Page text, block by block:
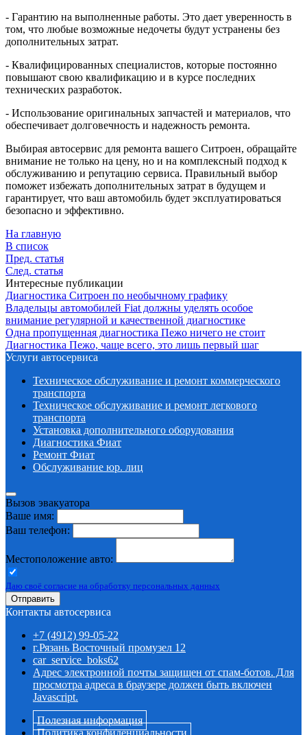
- Гарантию на выполненные работы. Это дает уверенность в
том, что любые возможные недочеты будут устранены без
дополнительных затрат.
- Квалифицированных специалистов, которые постоянно
повышают свою квалификацию и в курсе последних
технических разработок.
- Использование оригинальных запчастей и материалов, что
обеспечивает долговечность и надежность ремонта.
Выбирая автосервис для ремонта вашего Ситроен, обращайте
внимание не только на цену, но и на комплексный подход к
обслуживанию и репутацию сервиса. Правильный выбор
поможет избежать дополнительных затрат в будущем и
гарантирует, что ваш автомобиль будет эксплуатироваться
безопасно и эффективно.
На главную
В список
Пред. статья
След. статья
Интересные публикации
Диагностика Ситроен по необычному графику
Владельцы автомобилей Fiat должны уделять особое
внимание регулярной и качественной диагностике
Одна пропущенная диагностика Пежо ничего не стоит
Диагностика Пежо, чаще всего, это лишь первый шаг
Услуги автосервиса
Техническое обcлуживание и ремонт коммерческого
транспорта
Техническое обcлуживание и ремонт легкового
транспорта
Установка дополнительного оборудования
Диагностика Фиат
Ремонт Фиат
Обслуживание юр. лиц
Вызов эвакуатора
Ваше имя:
Ваш телефон:
Местоположение авто:
Даю своё согласие на обработку персональных данных
Отправить
Контакты автосервиса
+7 (4912) 99-05-22
г.Рязань Восточный промузел 12
car_service_boks62
Адрес электронной почты защищен от спам-ботов. Для
просмотра адреса в браузере должен быть включен
Javascript.
Полезная информация
Политика конфиденциальности